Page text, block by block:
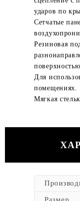
ударов по
Сетчатые
Резиновая
Для
помещениях.
Мягкая